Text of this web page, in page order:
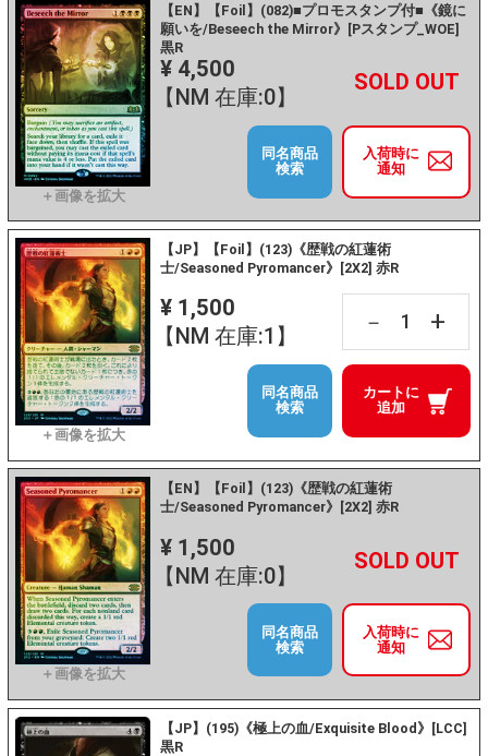
【EN】【Foil】(082)■プロモスタンプ付■《鏡に
願いを/Beseech the Mirror》[Pスタンプ_WOE]
黒R
¥ 4,500
【NM 在庫:0】
－ +
入荷時に
通知
同名商品
検索
【JP】【Foil】(123)《歴戦の紅蓮術
士/Seasoned Pyromancer》[2X2] 赤R
¥ 1,500
【NM 在庫:1】
－ +
カートに
追加
同名商品
検索
【EN】【Foil】(123)《歴戦の紅蓮術
士/Seasoned Pyromancer》[2X2] 赤R
¥ 1,500
【NM 在庫:0】
－ +
入荷時に
通知
同名商品
検索
【JP】(195)《極上の血/Exquisite Blood》[LCC]
黒R